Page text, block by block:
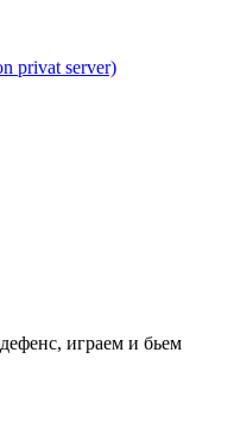
privat server)
играем и бьем